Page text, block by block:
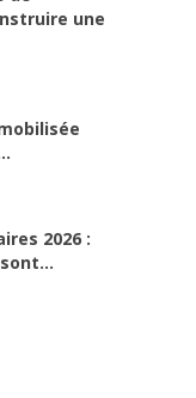
une
2026 :